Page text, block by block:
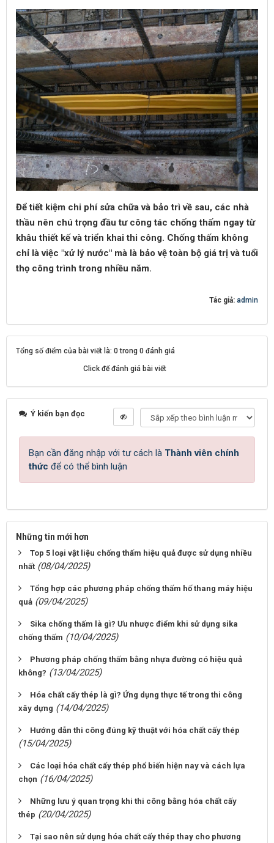
Để tiết kiệm chi phí sửa chữa và bảo trì về sau, các nhà
thầu nên chú trọng đầu tư công tác chống thấm ngay từ
khâu thiết kế và triển khai thi công. Chống thấm không
chỉ là việc "xử lý nước" mà là bảo vệ toàn bộ giá trị và tuổi
thọ công trình trong nhiều năm.
Tác giả: admin
Tổng số điểm của bài viết là: 0 trong 0 đánh giá
Click để đánh giá bài viết
Ý kiến bạn đọc
Bạn cần đăng nhập với tư cách là Thành viên chính
thức để có thể bình luận
Những tin mới hơn
Top 5 loại vật liệu chống thấm hiệu quả được sử dụng nhiều
nhất (08/04/2025)
Tổng hợp các phương pháp chống thấm hố thang máy hiệu
quả (09/04/2025)
Sika chống thấm là gì? Ưu nhược điểm khi sử dụng sika
chống thấm (10/04/2025)
Phương pháp chống thấm bằng nhựa đường có hiệu quả
không? (13/04/2025)
Hóa chất cấy thép là gì? Ứng dụng thực tế trong thi công
xây dựng (14/04/2025)
Hướng dẫn thi công đúng kỹ thuật với hóa chất cấy thép
(15/04/2025)
Các loại hóa chất cấy thép phổ biến hiện nay và cách lựa
chọn (16/04/2025)
Những lưu ý quan trọng khi thi công bằng hóa chất cấy
thép (20/04/2025)
Tại sao nên sử dụng hóa chất cấy thép thay cho phương